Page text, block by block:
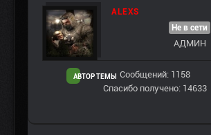
ALEXS
АВТОР ТЕМЫ
Не в сети
АДМИН
Сообщений: 1158
Спасибо получено: 14633